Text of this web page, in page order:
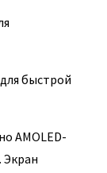
быстрой
AMOLED-
Экран